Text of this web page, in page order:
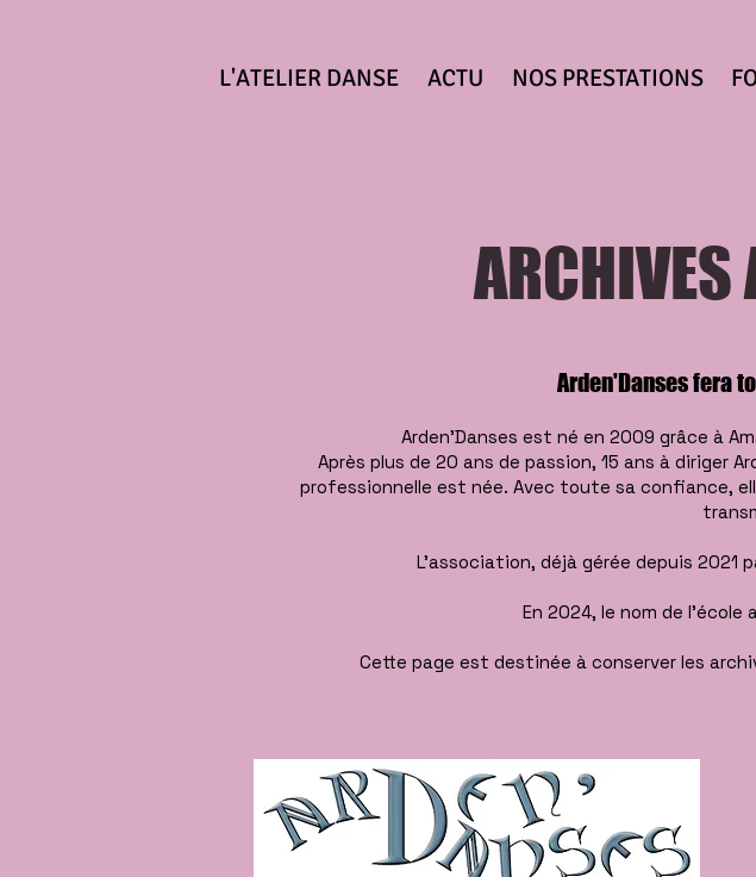
L'ATELIER DANSE ACTU NOS PRESTATIONS
ARCHIVES
Arden'Danses fera
Arden’Danses est né en 2009 grâce à
Après plus de 20 ans de passion, 15 ans à diriger
professionnelle est née. Avec toute sa confiance,
L’association, déjà gérée depuis 2021
En 2024, le nom de
Cette page est destinée à conserver les